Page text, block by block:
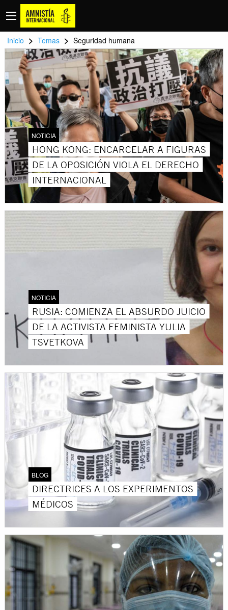
Inicio > Temas > Seguridad humana
NOTICIA
HONG KONG: ENCARCELAR A FIGURAS
DE LA OPOSICIÓN VIOLA EL DERECHO
INTERNACIONAL
NOTICIA
RUSIA: COMIENZA EL ABSURDO JUICIO
DE LA ACTIVISTA FEMINISTA YULIA
TSVETKOVA
BLOG
DIRECTRICES A LOS EXPERIMENTOS
MÉDICOS